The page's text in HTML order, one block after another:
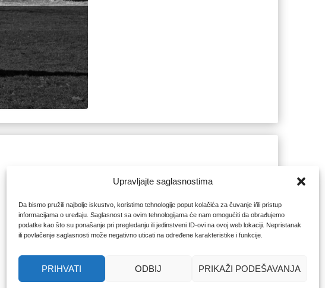
Upravljajte saglasnostima
Da bismo pružili najbolje iskustvo, koristimo tehnologije poput kolačića za čuvanje i/ili pristup
informacijama o uređaju. Saglasnost sa ovim tehnologijama će nam omogućiti da obrađujemo
podatke kao što su ponašanje pri pregledanju ili jedinstveni ID-ovi na ovoj web lokaciji. Nepristanak
ili povlačenje saglasnosti može negativno uticati na određene karakteristike i funkcije.
PRIHVATI ODBIJ PRIKAŽI PODEŠAVANJA